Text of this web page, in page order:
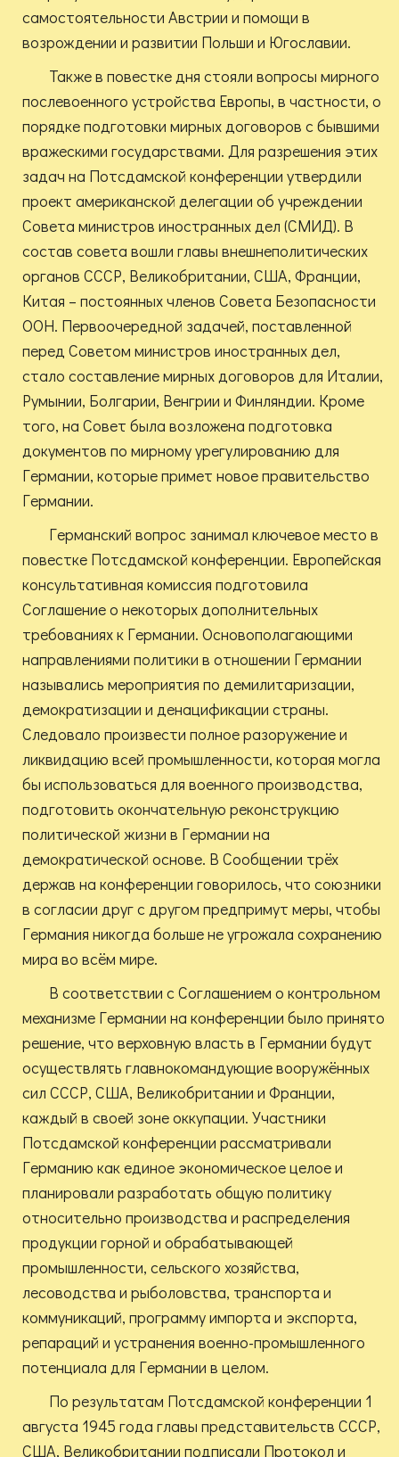
самостоятельности Австрии и помощи в
возрождении и развитии Польши и Югославии.
Также в повестке дня стояли вопросы мирного
послевоенного устройства Европы, в частности, о
порядке подготовки мирных договоров с бывшими
вражескими государствами. Для разрешения этих
задач на Потсдамской конференции утвердили
проект американской делегации об учреждении
Совета министров иностранных дел (СМИД). В
состав совета вошли главы внешнеполитических
органов СССР, Великобритании, США, Франции,
Китая – постоянных членов Совета Безопасности
ООН. Первоочередной задачей, поставленной
перед Советом министров иностранных дел,
стало составление мирных договоров для Италии,
Румынии, Болгарии, Венгрии и Финляндии. Кроме
того, на Совет была возложена подготовка
документов по мирному урегулированию для
Германии, которые примет новое правительство
Германии.
Германский вопрос занимал ключевое место в
повестке Потсдамской конференции. Европейская
консультативная комиссия подготовила
Соглашение о некоторых дополнительных
требованиях к Германии. Основополагающими
направлениями политики в отношении Германии
назывались мероприятия по демилитаризации,
демократизации и денацификации страны.
Следовало произвести полное разоружение и
ликвидацию всей промышленности, которая могла
бы использоваться для военного производства,
подготовить окончательную реконструкцию
политической жизни в Германии на
демократической основе. В Сообщении трёх
держав на конференции говорилось, что союзники
в согласии друг с другом предпримут меры, чтобы
Германия никогда больше не угрожала сохранению
мира во всём мире.
В соответствии с Соглашением о контрольном
механизме Германии на конференции было принято
решение, что верховную власть в Германии будут
осуществлять главнокомандующие вооружённых
сил СССР, США, Великобритании и Франции,
каждый в своей зоне оккупации. Участники
Потсдамской конференции рассматривали
Германию как единое экономическое целое и
планировали разработать общую политику
относительно производства и распределения
продукции горной и обрабатывающей
промышленности, сельского хозяйства,
лесоводства и рыболовства, транспорта и
коммуникаций, программу импорта и экспорта,
репараций и устранения военно-промышленного
потенциала для Германии в целом.
По результатам Потсдамской конференции 1
августа 1945 года главы представительств СССР,
США, Великобритании подписали Протокол и